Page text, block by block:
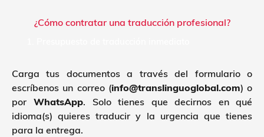
¿Cómo contratar una traducción profesional?
Carga tus documentos a través del formulario o
escríbenos un correo (info@translinguoglobal.com) o
por WhatsApp. Solo tienes que decirnos en qué
idioma(s) quieres traducir y la urgencia que tienes
para la entrega.